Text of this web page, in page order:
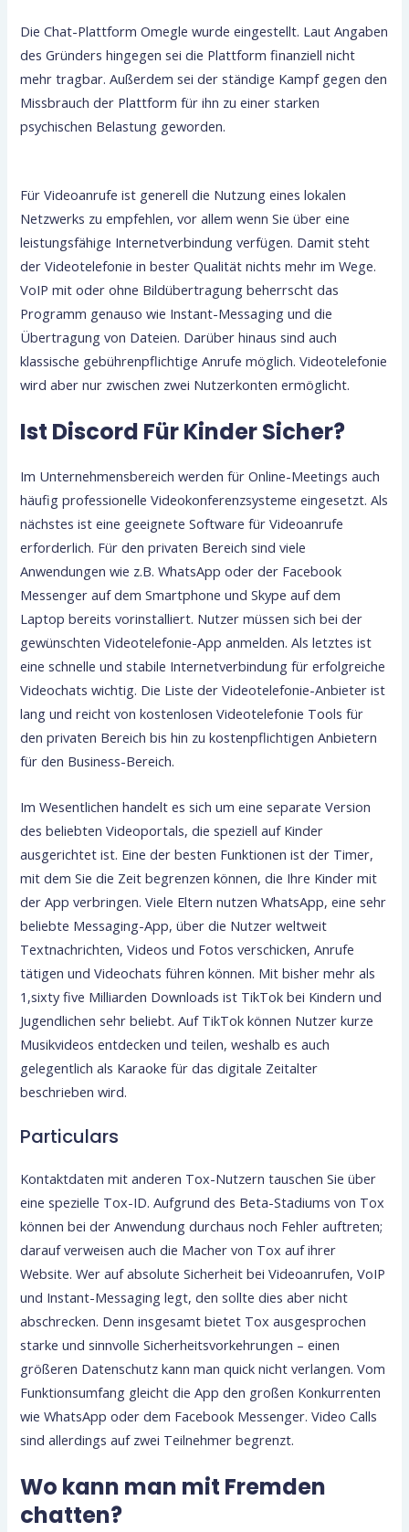
Die Chat-Plattform Omegle wurde eingestellt. Laut Angaben
des Gründers hingegen sei die Plattform finanziell nicht
mehr tragbar. Außerdem sei der ständige Kampf gegen den
Missbrauch der Plattform für ihn zu einer starken
psychischen Belastung geworden.
Für Videoanrufe ist generell die Nutzung eines lokalen
Netzwerks zu empfehlen, vor allem wenn Sie über eine
leistungsfähige Internetverbindung verfügen. Damit steht
der Videotelefonie in bester Qualität nichts mehr im Wege.
VoIP mit oder ohne Bildübertragung beherrscht das
Programm genauso wie Instant-Messaging und die
Übertragung von Dateien. Darüber hinaus sind auch
klassische gebührenpflichtige Anrufe möglich. Videotelefonie
wird aber nur zwischen zwei Nutzerkonten ermöglicht.
Ist Discord Für Kinder Sicher?
Im Unternehmensbereich werden für Online-Meetings auch
häufig professionelle Videokonferenzsysteme eingesetzt. Als
nächstes ist eine geeignete Software für Videoanrufe
erforderlich. Für den privaten Bereich sind viele
Anwendungen wie z.B. WhatsApp oder der Facebook
Messenger auf dem Smartphone und Skype auf dem
Laptop bereits vorinstalliert. Nutzer müssen sich bei der
gewünschten Videotelefonie-App anmelden. Als letztes ist
eine schnelle und stabile Internetverbindung für erfolgreiche
Videochats wichtig. Die Liste der Videotelefonie-Anbieter ist
lang und reicht von kostenlosen Videotelefonie Tools für
den privaten Bereich bis hin zu kostenpflichtigen Anbietern
für den Business-Bereich.
Im Wesentlichen handelt es sich um eine separate Version
des beliebten Videoportals, die speziell auf Kinder
ausgerichtet ist. Eine der besten Funktionen ist der Timer,
mit dem Sie die Zeit begrenzen können, die Ihre Kinder mit
der App verbringen. Viele Eltern nutzen WhatsApp, eine sehr
beliebte Messaging-App, über die Nutzer weltweit
Textnachrichten, Videos und Fotos verschicken, Anrufe
tätigen und Videochats führen können. Mit bisher mehr als
1,sixty five Milliarden Downloads ist TikTok bei Kindern und
Jugendlichen sehr beliebt. Auf TikTok können Nutzer kurze
Musikvideos entdecken und teilen, weshalb es auch
gelegentlich als Karaoke für das digitale Zeitalter
beschrieben wird.
Particulars
Kontaktdaten mit anderen Tox-Nutzern tauschen Sie über
eine spezielle Tox-ID. Aufgrund des Beta-Stadiums von Tox
können bei der Anwendung durchaus noch Fehler auftreten;
darauf verweisen auch die Macher von Tox auf ihrer
Website. Wer auf absolute Sicherheit bei Videoanrufen, VoIP
und Instant-Messaging legt, den sollte dies aber nicht
abschrecken. Denn insgesamt bietet Tox ausgesprochen
starke und sinnvolle Sicherheitsvorkehrungen – einen
größeren Datenschutz kann man quick nicht verlangen. Vom
Funktionsumfang gleicht die App den großen Konkurrenten
wie WhatsApp oder dem Facebook Messenger. Video Calls
sind allerdings auf zwei Teilnehmer begrenzt.
Wo kann man mit Fremden
chatten?